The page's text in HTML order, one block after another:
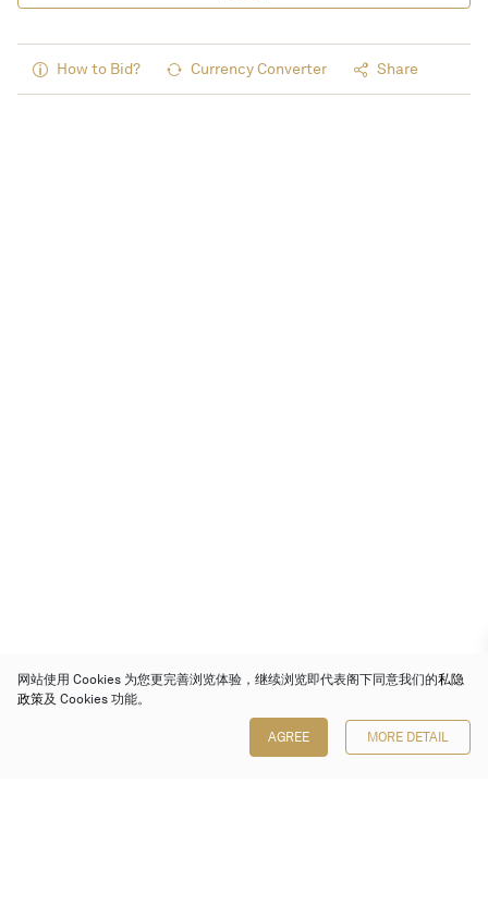
How to Bid? Currency Converter Share
网站使用 Cookies 为您更完善浏览体验，继续浏览即代表阁下同意我们的私隐
政策及 Cookies 功能。
AGREE MORE DETAIL